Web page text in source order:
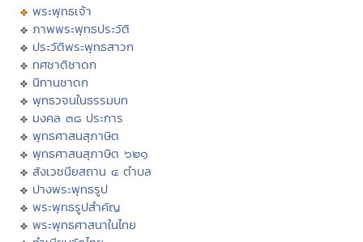
พระพุทธเจ้า
ภาพพระพุทธประวัติ
ประวัติพระพุทธสาวก
ทศชาติชาดก
นิทานชาดก
พุทธวจนในธรรมบท
มงคล ๓๘ ประการ
พุทธศาสนสุภาษิต
พุทธศาสนสุภาษิต ๖๒๑
สังเวชนียสถาน ๔ ตำบล
ปางพระพุทธรูป
พระพุทธรูปสำคัญ
พระพุทธศาสนาในไทย